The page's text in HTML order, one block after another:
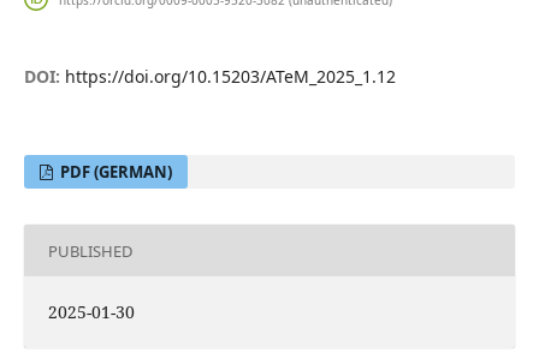
DOI: https://doi.org/10.15203/ATeM_2025_1.12
PDF (GERMAN)
PUBLISHED
2025-01-30